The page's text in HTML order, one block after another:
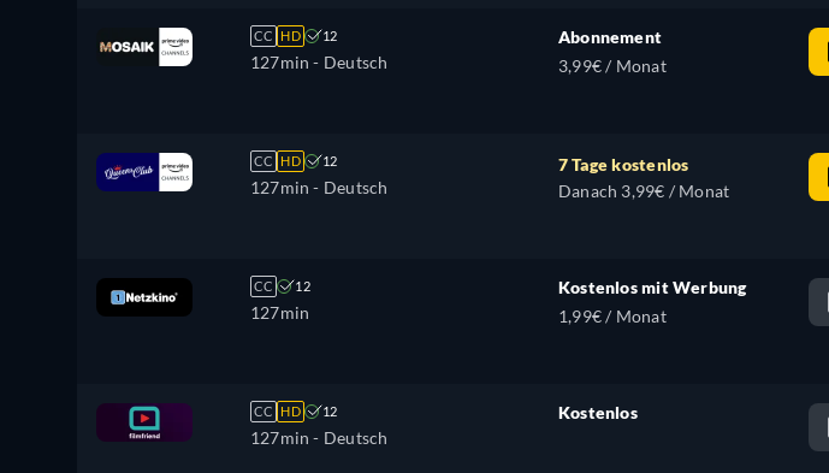
CC HD 12
127min - Deutsch
Abonnement
3,99€ / Monat
CC HD 12
127min - Deutsch
7 Tage kostenlos
Danach 3,99€ / Monat
CC 12
127min
Kostenlos mit Werbung
1,99€ / Monat
CC HD 12
127min - Deutsch
Kostenlos